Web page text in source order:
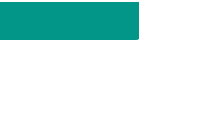
めた『会社情報』な
介。これから住宅会社を